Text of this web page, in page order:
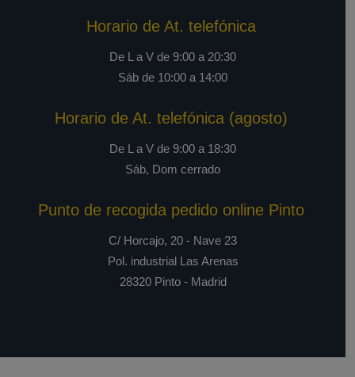
Horario de At. telefónica
De L a V de 9:00 a 20:30
Sáb de 10:00 a 14:00
Horario de At. telefónica (agosto)
De L a V de 9:00 a 18:30
Sáb, Dom cerrado
Punto de recogida pedido online Pinto
C/ Horcajo, 20 - Nave 23
Pol. industrial Las Arenas
28320 Pinto - Madrid